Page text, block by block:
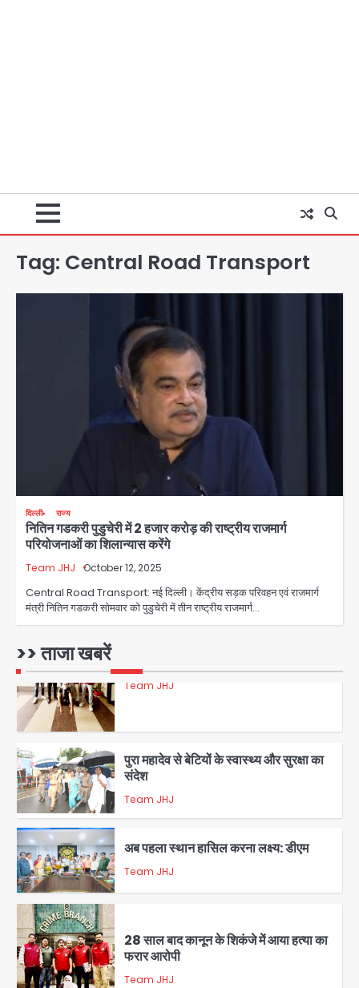
Tag: Central Road Transport
दिल्ली राज्य
नितिन गडकरी पुडुचेरी में 2 हजार करोड़ की राष्ट्रीय राजमार्ग
परियोजनाओं का शिलान्यास करेंगे
Team JHJ October 12, 2025
Central Road Transport: नई दिल्ली। केंद्रीय सड़क परिवहन एवं राजमार्ग
मंत्री नितिन गडकरी सोमवार को पुडुचेरी में तीन राष्ट्रीय राजमार्ग…
>> ताजा खबरें
अब पहला स्थान हासिल करना लक्ष्य: डीएम
28 साल बाद कानून के शिकंजे में आया हत्या का
फरार आरोपी
Team JHJ
के हत्थे
Team JHJ
5
Team JHJ
1
पुरा महादेव से बेटियों के स्वास्थ्य और सुरक्षा का
संदेश
Team JHJ
2
अब पहला स्थान हासिल करना लक्ष्य: डीएम
Team JHJ
28 साल बाद कानून के शिकंजे में आया हत्या का
फरार आरोपी
Team JHJ